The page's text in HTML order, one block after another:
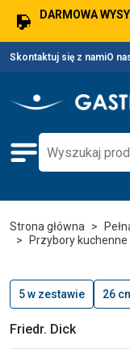
DARMOWA
Skontaktuj się z namiO
Strona główna
Przybory kuchenne
5 w zestawie 26
Friedr. Dick